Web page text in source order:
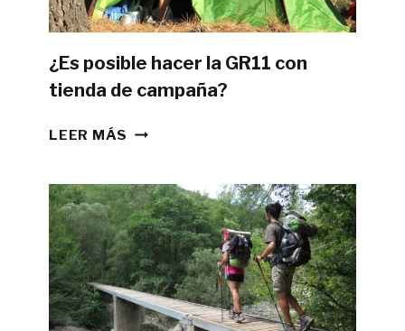
¿Es posible hacer la GR11 con
tienda de campaña?
LEER MÁS ¿ES
LA
GR11
CON
TIENDA
DE
CAMPAÑA?